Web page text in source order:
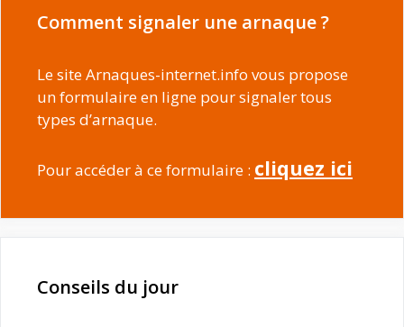
Comment signaler une arnaque ?
Le site Arnaques-internet.info vous propose
un formulaire en ligne pour signaler tous
types d’arnaque.
Pour accéder à ce formulaire : cliquez ici
Conseils du jour